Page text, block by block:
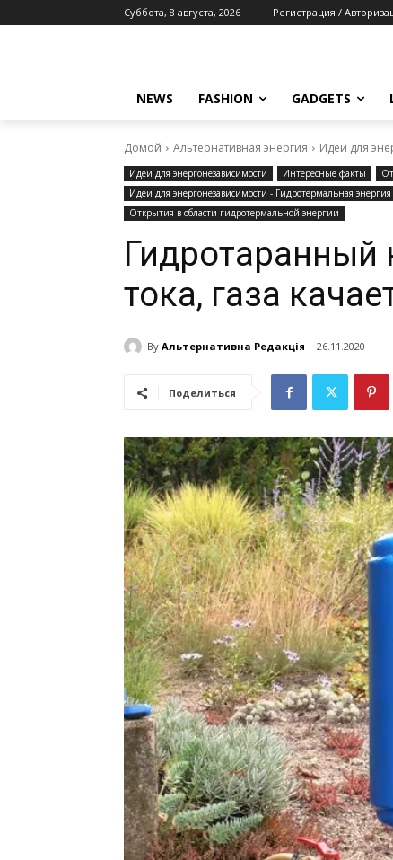
Суббота, 8 августа, 2026 Регистрация /
NEWS FASHION GADGETS
Домой Альтернативная энергия Идеи для
Идеи для энергонезависимости Интересные факты
Идеи для энергонезависимости - Гидротермальная энергия
Открытия в области гидротермальной энергии
Гидротаранный
тока, газа
By Альтернативна Редакція 26.11.2020
Поделиться